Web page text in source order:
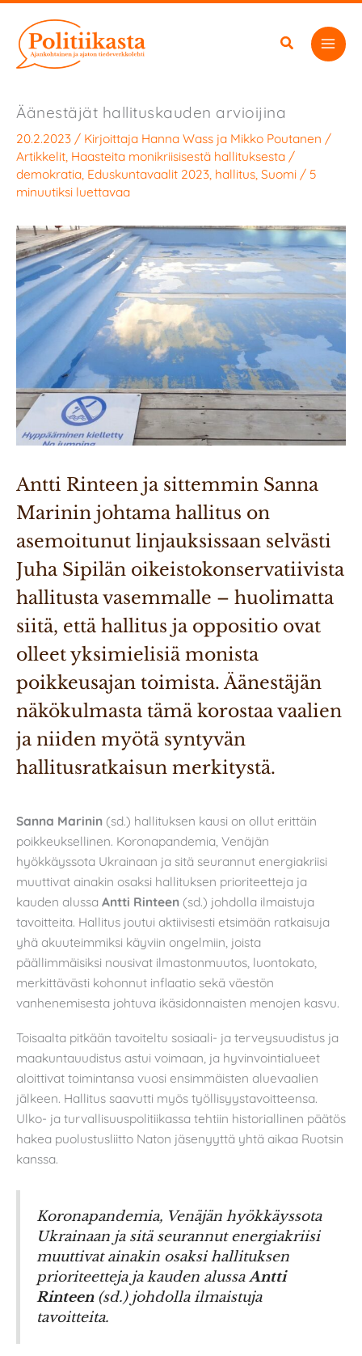
sisältöön
Äänestäjät hallituskauden arvioijina
20.2.2023 / Kirjoittaja Hanna Wass ja Mikko Poutanen /
Artikkelit Haasteita monikriisisestä hallituksesta /
demokratia Eduskuntavaalit 2023 hallitus Suomi / 5
minuutiksi luettavaa
Antti Rinteen ja sittemmin Sanna
Marinin johtama hallitus on
asemoitunut linjauksissaan selvästi
Juha Sipilän oikeistokonservatiivista
hallitusta vasemmalle – huolimatta
siitä, että hallitus ja oppositio ovat
olleet yksimielisiä monista
poikkeusajan toimista. Äänestäjän
näkökulmasta tämä korostaa vaalien
ja niiden myötä syntyvän
hallitusratkaisun merkitystä.
Sanna Marinin (sd.) hallituksen kausi on ollut erittäin
poikkeuksellinen. Koronapandemia, Venäjän
hyökkäyssota Ukrainaan ja sitä seurannut energiakriisi
muuttivat ainakin osaksi hallituksen prioriteetteja ja
kauden alussa Antti Rinteen (sd.) johdolla ilmaistuja
tavoitteita. Hallitus joutui aktiivisesti etsimään ratkaisuja
yhä akuuteimmiksi käyviin ongelmiin, joista
päällimmäisiksi nousivat ilmastonmuutos, luontokato,
merkittävästi kohonnut inflaatio sekä väestön
vanhenemisesta johtuva ikäsidonnaisten menojen kasvu.
Toisaalta pitkään tavoiteltu sosiaali- ja terveysuudistus ja
maakuntauudistus astui voimaan, ja hyvinvointialueet
aloittivat toimintansa vuosi ensimmäisten aluevaalien
jälkeen. Hallitus saavutti myös työllisyystavoitteensa.
Ulko- ja turvallisuuspolitiikassa tehtiin historiallinen päätös
hakea puolustusliitto Naton jäsenyyttä yhtä aikaa Ruotsin
kanssa.
Koronapandemia, Venäjän hyökkäyssota
Ukrainaan ja sitä seurannut energiakriisi
muuttivat ainakin osaksi hallituksen
prioriteetteja ja kauden alussaAntti
Rinteen(sd.) johdolla ilmaistuja
tavoitteita.